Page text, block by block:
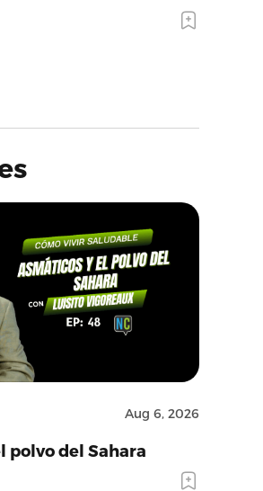
Aug 6, 2026
polvo del Sahara